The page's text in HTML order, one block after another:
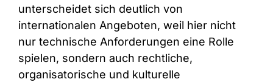
unterscheidet sich deutlich von
internationalen Angeboten, weil hier nicht
nur technische Anforderungen eine Rolle
spielen, sondern auch rechtliche,
organisatorische und kulturelle